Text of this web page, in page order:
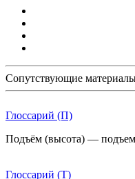
Сопутствующие
Глоссарий (П)
Подъём (высота) —
Глоссарий (Т)